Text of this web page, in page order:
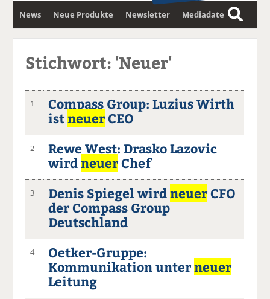
News Neue Produkte Newsletter Mediadaten
S
u
Stichwort: 'Neuer'
1
Compass Group: Luzius Wirth
istneuerCEO
2
Rewe West: Drasko Lazovic
wirdneuerChef
3 Denis Spiegel wirdneuerCFO
der Compass Group
Deutschland
4
Oetker-Gruppe:
Kommunikation unterneuer
Leitung